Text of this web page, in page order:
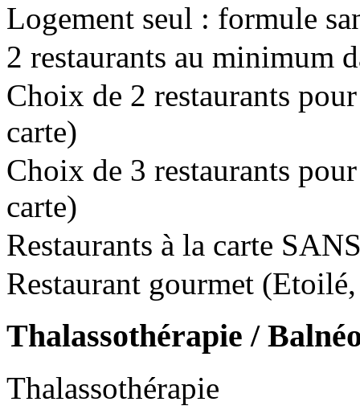
Logement seul : formule
2 restaurants au minimum
Choix de 2 restaurants
carte)
Choix de 3 restaurants
carte)
Restaurants à la carte
Restaurant gourmet
Thalassothérapie /
Thalassothérapie